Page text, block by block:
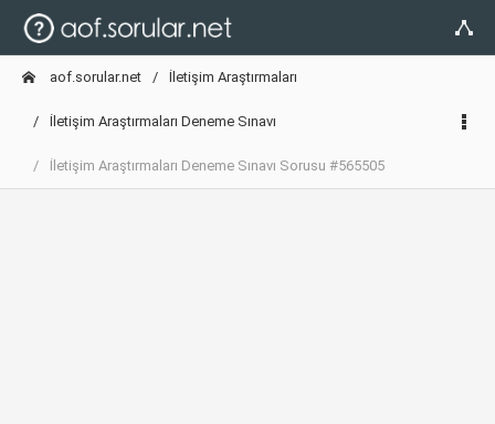
aof.sorular.net İletişim Araştırmaları
İletişim Araştırmaları Deneme Sınavı
İletişim Araştırmaları Deneme Sınavı Sorusu #565505